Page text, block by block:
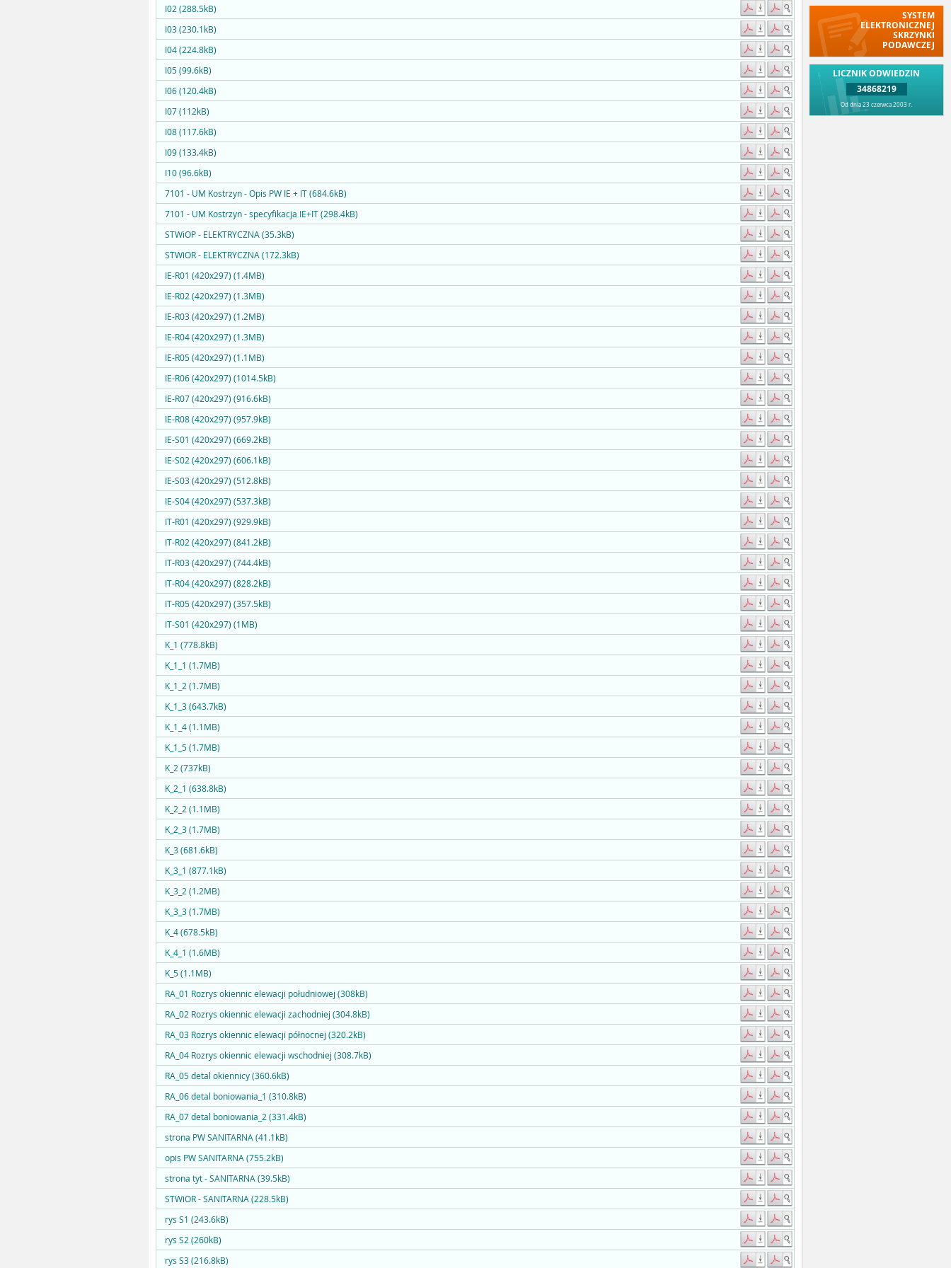
SYSTEM
ELEKTRONICZNEJ
SKRZYNKI
PODAWCZEJ
LICZNIK ODWIEDZIN
34868219
Od dnia 23 czerwca 2003 r.
I02 (288.5kB)
I03 (230.1kB)
I04 (224.8kB)
I05 (99.6kB)
I06 (120.4kB)
I07 (112kB)
I08 (117.6kB)
I09 (133.4kB)
I10 (96.6kB)
7101 - UM Kostrzyn - Opis PW IE + IT (684.6kB)
7101 - UM Kostrzyn - specyfikacja IE+IT (298.4kB)
STWiOP - ELEKTRYCZNA (35.3kB)
STWiOR - ELEKTRYCZNA (172.3kB)
IE-R01 (420x297) (1.4MB)
IE-R02 (420x297) (1.3MB)
IE-R03 (420x297) (1.2MB)
IE-R04 (420x297) (1.3MB)
IE-R05 (420x297) (1.1MB)
IE-R06 (420x297) (1014.5kB)
IE-R07 (420x297) (916.6kB)
IE-R08 (420x297) (957.9kB)
IE-S01 (420x297) (669.2kB)
IE-S02 (420x297) (606.1kB)
IE-S03 (420x297) (512.8kB)
IE-S04 (420x297) (537.3kB)
IT-R01 (420x297) (929.9kB)
IT-R02 (420x297) (841.2kB)
IT-R03 (420x297) (744.4kB)
IT-R04 (420x297) (828.2kB)
IT-R05 (420x297) (357.5kB)
IT-S01 (420x297) (1MB)
K_1 (778.8kB)
K_1_1 (1.7MB)
K_1_2 (1.7MB)
K_1_3 (643.7kB)
K_1_4 (1.1MB)
K_1_5 (1.7MB)
K_2 (737kB)
K_2_1 (638.8kB)
K_2_2 (1.1MB)
K_2_3 (1.7MB)
K_3 (681.6kB)
K_3_1 (877.1kB)
K_3_2 (1.2MB)
K_3_3 (1.7MB)
K_4 (678.5kB)
K_4_1 (1.6MB)
K_5 (1.1MB)
RA_01 Rozrys okiennic elewacji południowej (308kB)
RA_02 Rozrys okiennic elewacji zachodniej (304.8kB)
RA_03 Rozrys okiennic elewacji północnej (320.2kB)
RA_04 Rozrys okiennic elewacji wschodniej (308.7kB)
RA_05 detal okiennicy (360.6kB)
RA_06 detal boniowania_1 (310.8kB)
RA_07 detal boniowania_2 (331.4kB)
strona PW SANITARNA (41.1kB)
opis PW SANITARNA (755.2kB)
strona tyt - SANITARNA (39.5kB)
STWiOR - SANITARNA (228.5kB)
rys S1 (243.6kB)
rys S2 (260kB)
rys S3 (216.8kB)